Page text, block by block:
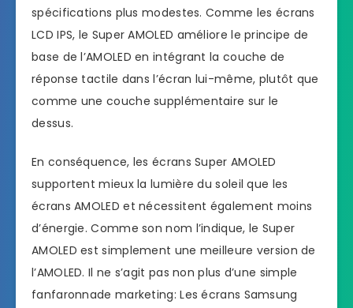
spécifications plus modestes. Comme les écrans
LCD IPS, le Super AMOLED améliore le principe de
base de l’AMOLED en intégrant la couche de
réponse tactile dans l’écran lui-même, plutôt que
comme une couche supplémentaire sur le
dessus.
En conséquence, les écrans Super AMOLED
supportent mieux la lumière du soleil que les
écrans AMOLED et nécessitent également moins
d’énergie. Comme son nom l’indique, le Super
AMOLED est simplement une meilleure version de
l’AMOLED. Il ne s’agit pas non plus d’une simple
fanfaronnade marketing: Les écrans Samsung